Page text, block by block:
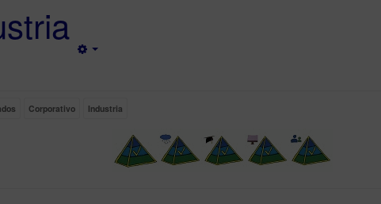
Corporativo Industria